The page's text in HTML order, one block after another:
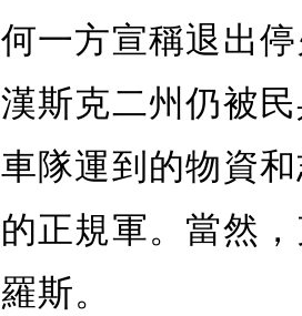
何一方宣稱退出
漢斯克二州仍被
車隊運到的物資
的正規軍。當然
羅斯。